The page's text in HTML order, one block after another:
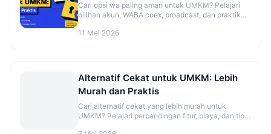
Cari opsi wa paling aman untuk UMKM? Pelajari
pilihan akun, WABA coex, broadcast, dan praktik
11 Mei 2026
Alternatif Cekat untuk UMKM: Lebih
Murah dan Praktis
Cari alternatif cekat yang lebih murah untuk
UMKM? Pelajari perbandingan fitur, biaya, dan tips